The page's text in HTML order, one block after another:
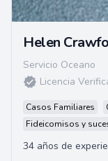
Helen
Servicio Oceano
Licencia
Casos Familiares
Fideicomisos y
34 años de